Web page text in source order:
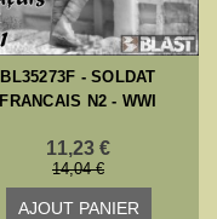
BL35273F - SOLDAT
FRANCAIS N2 - WWI
11,23 €
14,04 €
AJOUT PANIER